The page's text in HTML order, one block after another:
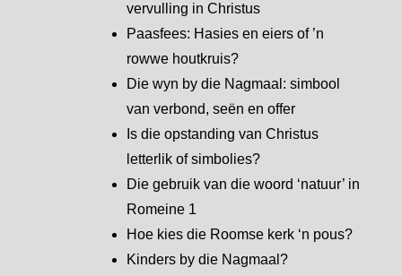
vervulling in Christus
Paasfees: Hasies en eiers of ’n
rowwe houtkruis?
Die wyn by die Nagmaal: simbool
van verbond, seën en offer
Is die opstanding van Christus
letterlik of simbolies?
Die gebruik van die woord ‘natuur’ in
Romeine 1
Hoe kies die Roomse kerk ‘n pous?
Kinders by die Nagmaal?